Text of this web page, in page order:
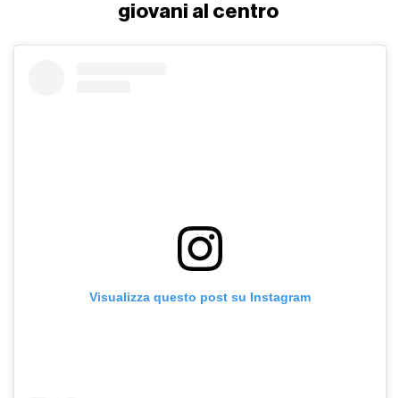
giovani al centro
Visualizza questo post su Instagram